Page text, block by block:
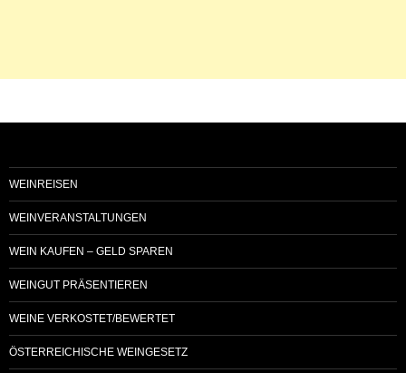
WEINREISEN
WEINVERANSTALTUNGEN
WEIN KAUFEN – GELD SPAREN
WEINGUT PRÄSENTIEREN
WEINE VERKOSTET/BEWERTET
ÖSTERREICHISCHE WEINGESETZ